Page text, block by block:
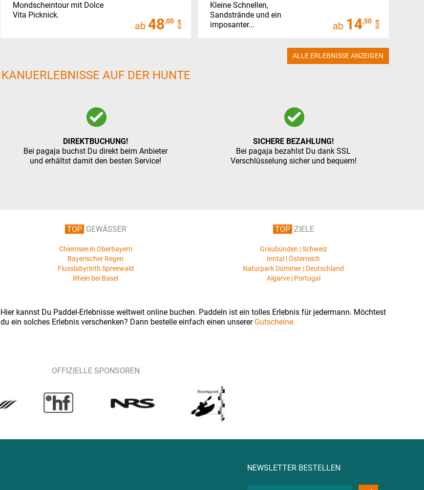
Mondscheintour mit Dolce
Vita Picknick.
ab48,00 EUR
Kleine Schnellen,
Sandstrände und ein
imposanter...
ab 14,50 EUR
ALLE ERLEBNISSE ANZEIGEN
KANUERLEBNISSE AUF DER HUNTE
DIREKTBUCHUNG!
Bei pagaja buchst Du direkt beim Anbieter
und erhältst damit den besten Service!
SICHERE BEZAHLUNG!
Bei pagaja bezahlst Du dank SSL
Verschlüsselung sicher und bequem!
TOP GEWÄSSER
Chiemsee in Oberbayern
Bayerischer Regen
Flusslabyrinth Spreewald
Rhein bei Basel
TOP ZIELE
Graubünden | Schweiz
Inntal | Österreich
Naturpark Dümmer | Deutschland
Algarve | Portugal
Hier kannst Du Paddel-Erlebnisse weltweit online buchen. Paddeln ist ein tolles Erlebnis für jedermann. Möchtest
du ein solches Erlebnis verschenken? Dann bestelle einfach einen unserer Gutscheine.
OFFIZIELLE SPONSOREN
NEWSLETTER BESTELLEN